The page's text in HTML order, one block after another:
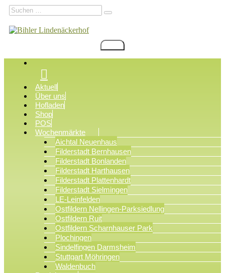
Zum
Inhalt
springen
Suchen
nach:
Suchen
Aktuell
Über uns
Hofladen
Shop
POS
Wochenmärkte
Aichtal Neuenhaus
Filderstadt Bernhausen
Filderstadt Bonlanden
Filderstadt Harthausen
Filderstadt Plattenhardt
Filderstadt Sielmingen
LE-Leinfelden
Ostfildern Nellingen-Parksiedlung
Ostfildern Ruit
Ostfildern Scharnhauser Park
Plochingen
Sindelfingen Darmsheim
Stuttgart Möhringen
Waldenbuch